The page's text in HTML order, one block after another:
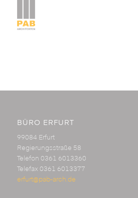
BÜRO ERFURT
99084 Erfurt
Regierungsstraße 58
Telefon 0361 6013360
Telefax 0361 6013377
erfurt@pab-arch.de